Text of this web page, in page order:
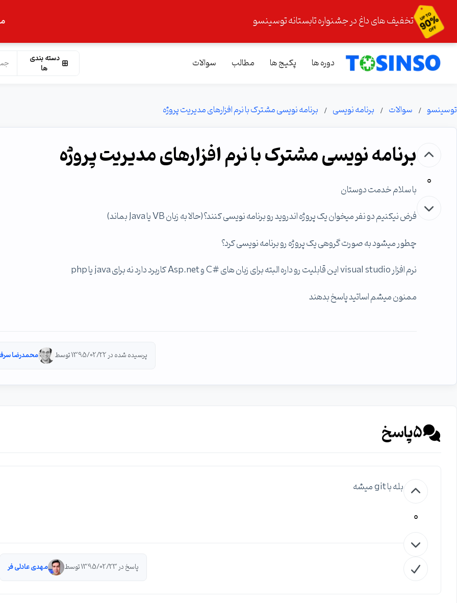
تخفیف های داغ در جشنواره تابستانه توسینسو
دوره ها پکیج ها مطالب سوالات
دسته بندی
ها
توسینسو سوالات برنامه نویسی برنامه نویسی مشترک با نرم افزارهای مدیریت پروژه
0
برنامه نویسی مشترک با نرم افزارهای مدیریت پروژه
با سلام خدمت دوستان
فرض نیکنیم دو نفر میخوان یک پروژه اندروید رو برنامه نویسی کنند؟(حالا به زبان VB یا Java بماند)
چطور میشود به صورت گروهی یک پروژه رو برنامه نویسی کرد؟
نرم افزار visual studio این قابلیت رو داره البته برای زبان های #C و Asp.net کاربرد دارد نه برای java یا php
ممنون میشم اساتید پاسخ بدهند
پرسیده شده در 1395/02/22 توسط محمدرضا
5پاسخ
0
بله با git میشه
پاسخ در 1395/02/23 توسط مهدی عادلی فر